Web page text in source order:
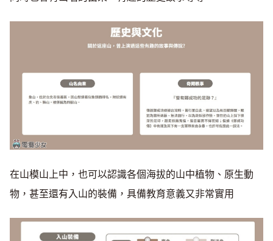
在山模山上中，也可以認識各個海拔的山中植物、原生動
物，甚至還有入山的裝備，具備教育意義又非常實用